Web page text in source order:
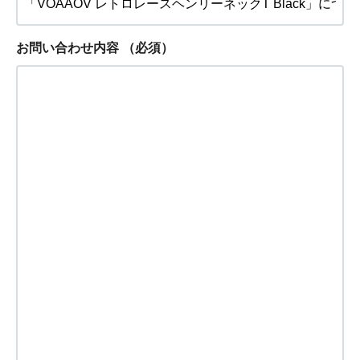
お問い合わせ内容 （必須）